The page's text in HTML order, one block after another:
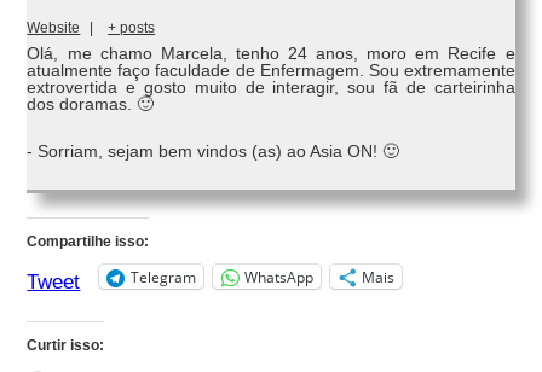
Website + posts
Olá, me chamo Marcela, tenho 24 anos, moro em Recife e
atualmente faço faculdade de Enfermagem. Sou extremamente
extrovertida e gosto muito de interagir, sou fã de carteirinha
dos doramas. 🙂
- Sorriam, sejam bem vindos (as) ao Asia ON! 🙂
Compartilhe isso:
Tweet Telegram WhatsApp Mais
Curtir isso: